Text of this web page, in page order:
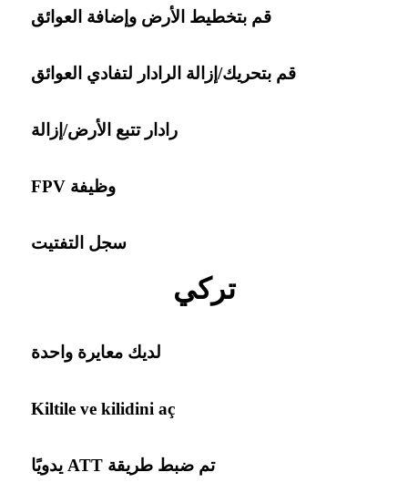
قم بتخطيط الأرض وإضافة العوائق
قم بتحريك/إزالة الرادار لتفادي العوائق
رادار تتبع الأرض/إزالة
وظيفة FPV
سجل التفتيت
تركي
لديك معايرة واحدة
Kiltile ve kilidini aç
تم ضبط طريقة ATT يدويًا